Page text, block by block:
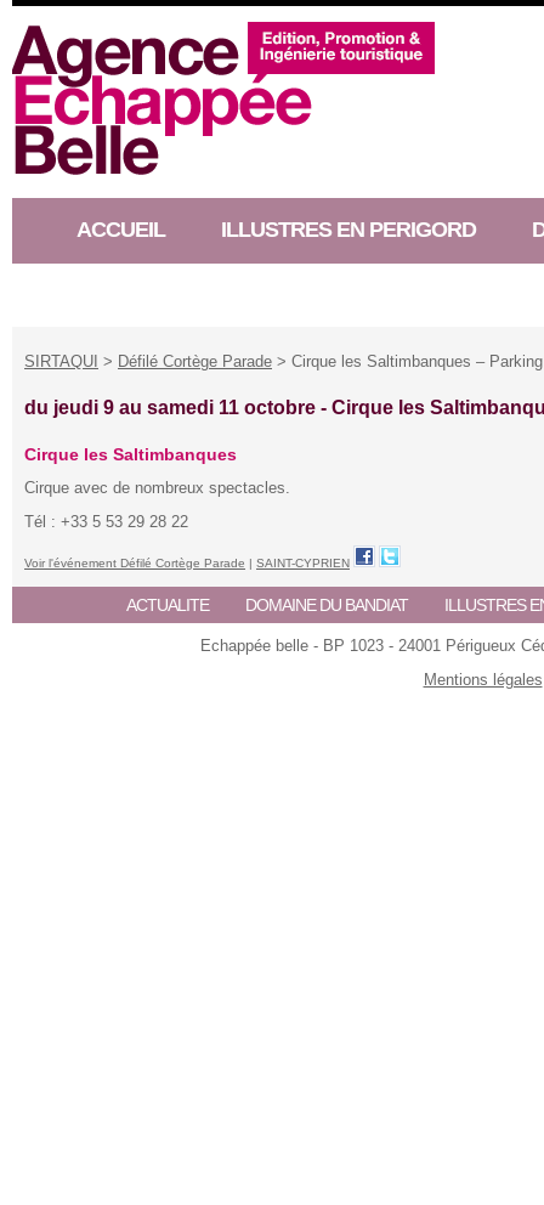
ACCUEIL ILLUSTRES EN PERIGORD
SIRTAQUI > Défilé Cortège Parade > Cirque les Saltimbanques –
du jeudi 9 au samedi 11 octobre - Cirque les
Cirque les Saltimbanques
Cirque avec de nombreux spectacles.
Tél : +33 5 53 29 28 22
Voir l'événement Défilé Cortège Parade | SAINT-CYPRIEN
ACTUALITE DOMAINE DU BANDIAT ILLUSTRES
Echappée belle - BP 1023 - 24001 Périgueux
Mentions légales